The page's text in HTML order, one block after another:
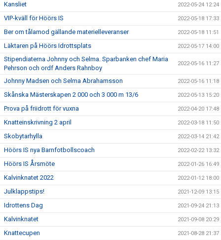
Kansliet 2022-05-24 12:24
VIP-kväll för Höörs IS 2022-05-18 17:33
Ber om tålamod gällande materielleveranser 2022-05-18 11:51
Läktaren på Höörs Idrottsplats 2022-05-17 14:00
Stipendiaterna Johnny och Selma. Sparbanken chef Maria
Pehrson och ordf Anders Rahnboy
2022-05-16 11:27
Johnny Madsen och Selma Abrahamsson 2022-05-16 11:18
Skånska Mästerskapen 2 000 och 3 000 m 13/6 2022-05-13 15:20
Prova på friidrott för vuxna 2022-04-20 17:48
Knatteinskrivning 2 april 2022-03-18 11:50
Skobytarhylla 2022-03-14 21:42
Höörs IS nya Barnfotbollscoach 2022-02-22 13:32
Höörs IS Årsmöte 2022-01-26 16:49
Kalvinknatet 2022 2022-01-12 18:00
Julklappstips! 2021-12-09 13:15
Idrottens Dag 2021-09-24 21:13
Kalvinknatet 2021-09-08 20:29
Knattecupen 2021-08-28 21:37